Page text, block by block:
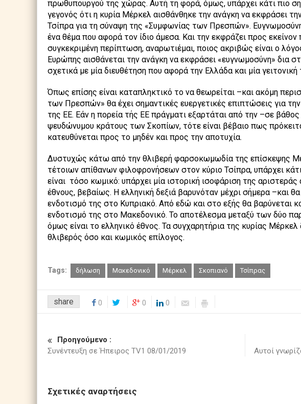
πρωθυπουργού της χώρας. Αυτή τη φορά, όμως, υπάρχει κάτι πιο
γεγονός ότι η κυρία Μέρκελ αισθάνθηκε την ανάγκη να εκφράσει
Τσίπρα για τη σύναψη της «Συμφωνίας των Πρεσπών».
ένα θέμα που αφορά τον ίδιο άμεσα. Και την εκφράζει προς
συγκεκριμένη περίπτωση, αναρωτιέμαι, ποιος ακριβώς είναι ο
Ευρώπης αισθάνεται την ανάγκη να εκφράσει «ευγνωμοσύνη» δια
σχετικά με μία διευθέτηση που αφορά την Ελλάδα και μία
Όπως επίσης είναι καταπληκτικό το να θεωρείται –και ακόμη
των Πρεσπών» θα έχει σημαντικές ευεργετικές επιπτώσεις για
της ΕΕ. Εάν η πορεία τής ΕΕ πράγματι εξαρτάται από την –σε
ψευδώνυμου κράτους των Σκοπίων, τότε είναι βέβαιο πως
κατευθύνεται προς το μηδέν και προς την αποτυχία.
Δυστυχώς κάτω από την θλιβερή φαρσοκωμωδία της επίσκεψης
τέτοιων απίθανων φιλοφρονήσεων στον κύριο Τσίπρα, υπάρχει
είναι τόσο κωμικό: υπάρχει μία ιστορική ισοφάριση της
έθνους, βεβαίως. Η ελληνική δεξιά βαρυνόταν μέχρι σήμερα –και
ενδοτισμό της στο Κυπριακό. Από εδώ και στο εξής θα βαρύνεται
ενδοτισμό της στο Μακεδονικό. Το αποτέλεσμα μεταξύ των δύο
όμως είναι το ελληνικό έθνος. Τα συγχαρητήρια της κυρίας
θλιβερός όσο και κωμικός επίλογος.
Tags: δήλωση Μακεδονικό Μέρκελ Σκοπιανό Τσίπρας
share 0 0 0
Προηγούμενο :
Συνέντευξη σε Ήπειρος TV1 08/01/2019
Αυτοί
Σχετικές αναρτήσεις